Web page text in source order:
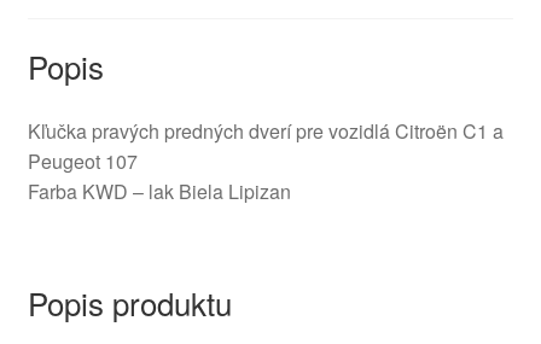
Popis
Kľučka pravých predných dverí pre vozidlá Citroën C1 a
Peugeot 107
Farba KWD – lak Biela Lipizan
Popis produktu